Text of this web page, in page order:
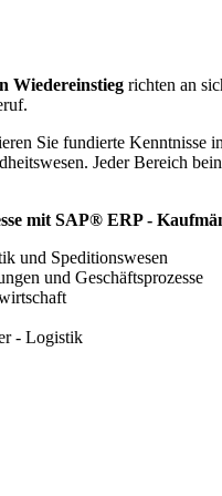
Wiedereinstieg richten an
Sie fundierte
Jeder Bereich
mit SAP® ERP -
und Speditionswesen
und Geschäftsprozesse
- Logistik